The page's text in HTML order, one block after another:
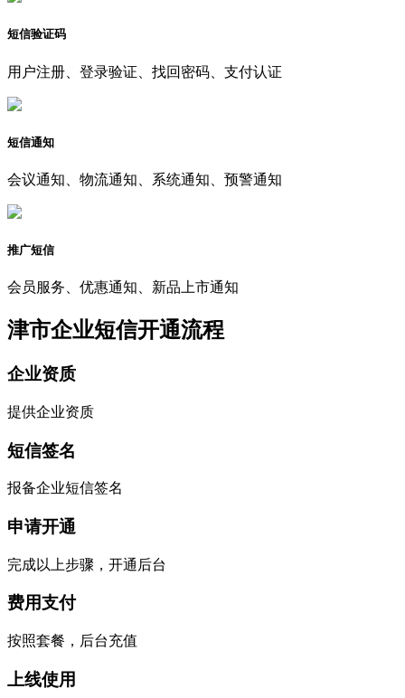
短信验证码
用户注册、登录验证、找回密码、支付认证
短信通知
会议通知、物流通知、系统通知、预警通知
推广短信
会员服务、优惠通知、新品上市通知
津市企业短信开通流程
企业资质
提供企业资质
短信签名
报备企业短信签名
申请开通
完成以上步骤，开通后台
费用支付
按照套餐，后台充值
上线使用